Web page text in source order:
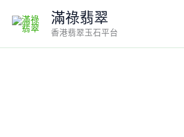
content
滿祿翡翠
香港翡翠玉石平台